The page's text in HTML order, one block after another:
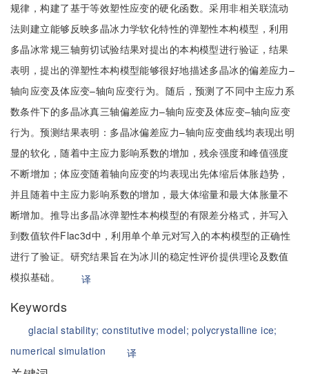
规律，构建了基于等效塑性应变的硬化函数。采用非相关联流动
法则建立能够反映多晶冰力学软化特性的弹塑性本构模型，利用
多晶冰常规三轴剪切试验结果对提出的本构模型进行验证，结果
表明，提出的弹塑性本构模型能够很好地描述多晶冰的偏差应力–
轴向应变及体应变–轴向应变行为。随后，预测了不同中主应力系
数条件下的多晶冰真三轴偏差应力–轴向应变及体应变–轴向应变
行为。预测结果表明：多晶冰偏差应力–轴向应变曲线均表现出明
显的软化，随着中主应力影响系数的增加，残余强度和峰值强度
不断增加；体应变随着轴向应变的均表现出先体缩后体胀趋势，
并且随着中主应力影响系数的增加，最大体缩量和最大体胀量不
断增加。推导出多晶冰弹塑性本构模型的有限差分格式，并写入
到数值软件Flac3d中，利用单个单元对写入的本构模型的正确性
进行了验证。研究结果旨在为冰川的稳定性评价提供理论及数值
模拟基础。
译
Keywords
glacial stability; constitutive model;polycrystalline ice;
numerical simulation
译